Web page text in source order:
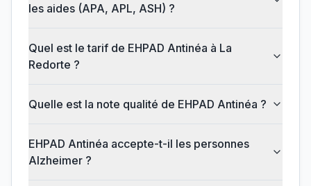
les aides (APA, APL, ASH) ?
Quel est le tarif de EHPAD Antinéa à La
Redorte ?
Quelle est la note qualité de EHPAD Antinéa ?
EHPAD Antinéa accepte-t-il les personnes
Alzheimer ?